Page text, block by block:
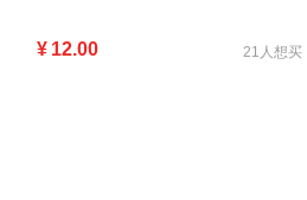
¥ 12.00 21人想买